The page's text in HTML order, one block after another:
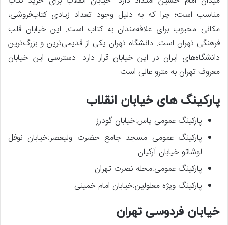
مناسب است؛ چرا که به دلیل وجود تعداد زیادی کتاب‌فروشی،
مکانی محبوب برای علاقه‌مندان به کتاب است. این خیابان قلب
فرهنگی تهران است. دانشگاه تهران یکی از قدیمی‌ترین و بزرگ‌ترین
دانشگاه‌های ایران در این خیابان قرار دارد. دسترسی این خیابان
معروف تهران به مترو عالی است.
پارکینگ های خیابان انقلاب
پارکینگ عمومی یاس:خیابان گودرز
پارکینگ عمومی مسجد جامع حضرت ولیعصر:خیابان نوفل
لوشاتو خیابان آرکیان
پارکینگ عمومی:محله نصرت تهران
پارکینگ ویژه معلولین:خیابان امام خمینی
خیابان فردوسی تهران